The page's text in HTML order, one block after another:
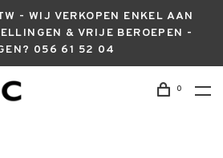
- WIJ VERKOPEN ENKEL AAN
& VRIJE BEROEPEN -
056 61 52 04
0